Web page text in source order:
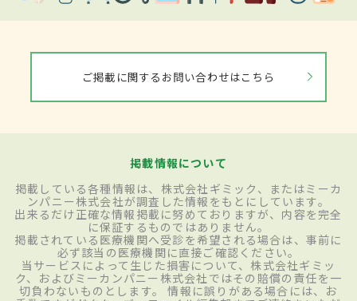
ご掲載に関するお問い合わせはこちら
掲載情報について
掲載している各種情報は、株式会社ギミック、またはミーカ
ンパニー株式会社が調査した情報をもとにしています。
出来るだけ正確な情報掲載に努めておりますが、内容を完全
に保証するものではありません。
掲載されている医療機関へ受診を希望される場合は、事前に
必ず該当の医療機関に直接ご確認ください。
当サービスによって生じた損害について、株式会社ギミッ
ク、およびミーカンパニー株式会社ではその賠償の責任を一
切負わないものとします。 情報に誤りがある場合には、お